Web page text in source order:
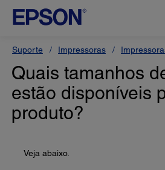
Suporte Impressoras
Quais tamanhos
estão disponíveis
produto?
Veja abaixo.